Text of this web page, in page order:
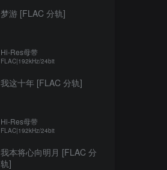
梦游 [FLAC 分轨]
Hi-Res母带
FLAC|192kHz/24bit
我这十年 [FLAC 分轨]
Hi-Res母带
FLAC|192kHz/24bit
我本将心向明月 [FLAC 分
轨]